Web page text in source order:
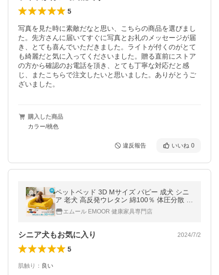
5
写真を見た時に素敵だなと思い、こちらの商品を選びまし
た。先方さんに届いてすぐに写真とお礼のメッセージが届
き、とても喜んでいただきました。ライトが付くのがとて
も綺麗だと気に入ってくださいました。贈る直前にストア
の方から確認のお電話を頂き、とても丁寧な対応だと感
じ、またこちらで注文したいと思いました。ありがとうご
ざいました。
購入した商品
カラー/桃色
違反報告 いいね 0
ペットベッド 3D Mサイズ パピー 成犬 シニ
ア 老犬 高反発ウレタン 綿100％ 体圧分散 ワ
ンちゃん 犬 猫 通気性 洗える 夏用 介護 カド
ラー 送料無料 エムール
エムール EMOOR 健康家具専門店
シニア犬もお気に入り 2024/7/2
5
肌触り ： 良い